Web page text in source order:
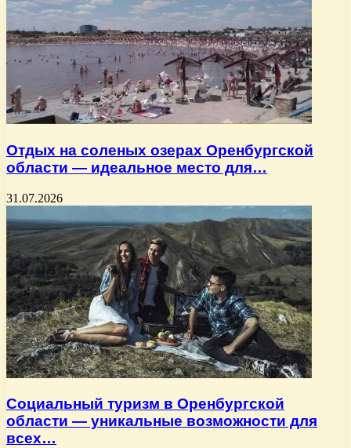
Отдых на соленых озерах Оренбургской
области — идеальное место для…
31.07.2026
Социальный туризм в Оренбургской
области — уникальные возможности для
всех…